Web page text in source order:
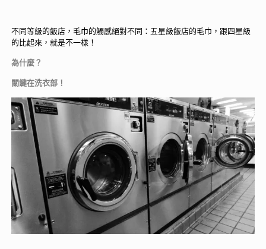
不同等級的飯店，毛巾的觸感絕對不同：五星級飯店的毛巾，跟四星級
的比起來，就是不一樣！
為什麼？
關鍵在洗衣部！